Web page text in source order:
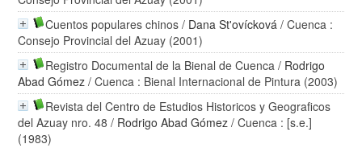
Cuentos populares chinos / Dana St'ovícková / Cuenca :
Consejo Provincial del Azuay (2001)
Registro Documental de la Bienal de Cuenca / Rodrigo
Abad Gómez / Cuenca : Bienal Internacional de Pintura (2003)
Revista del Centro de Estudios Historicos y Geograficos
del Azuay nro. 48 / Rodrigo Abad Gómez / Cuenca : [s.e.]
(1983)